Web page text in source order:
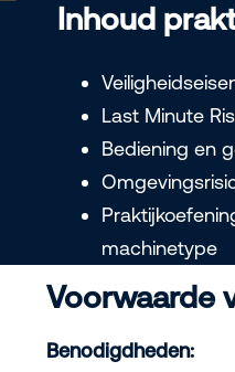
Inhoud
Last Minute
Bediening en
machinetype
Voorwaarde
Benodigdheden: